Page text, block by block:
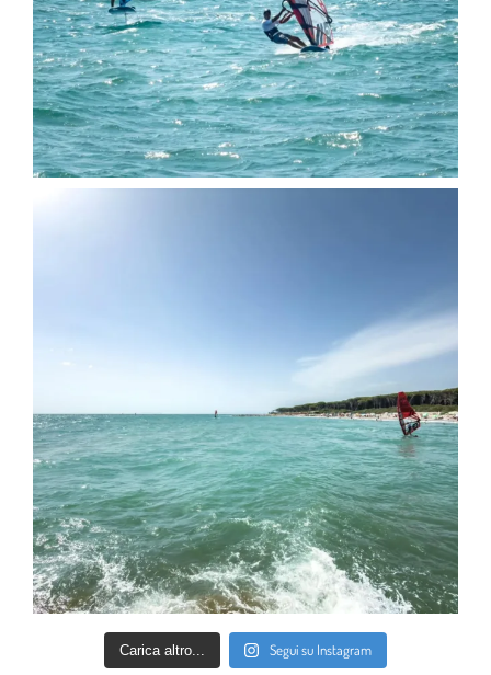
Carica altro... Segui su Instagram